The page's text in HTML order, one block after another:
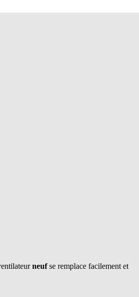
neufse remplace facilement et